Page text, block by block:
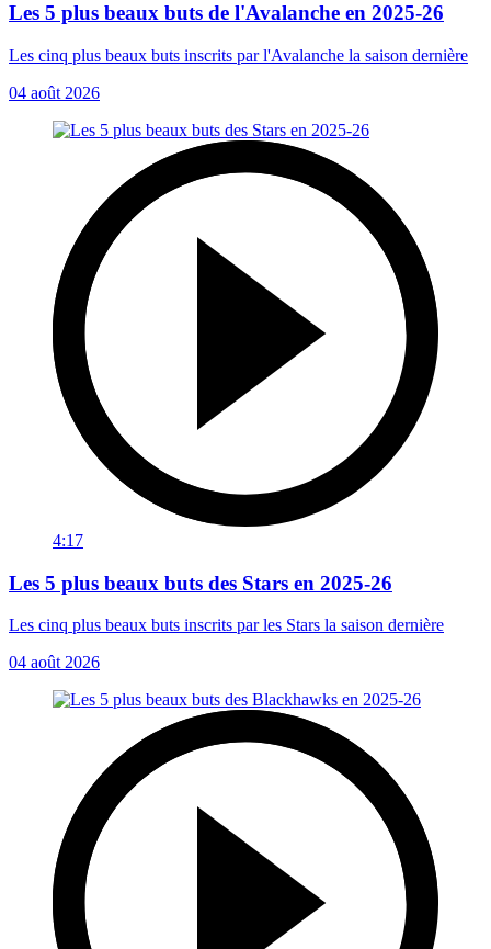
Les 5 plus beaux buts de l'Avalanche en 2025-26
Les cinq plus beaux buts inscrits par l'Avalanche la saison dernière
04 août 2026
4:17
Les 5 plus beaux buts des Stars en 2025-26
Les cinq plus beaux buts inscrits par les Stars la saison dernière
04 août 2026